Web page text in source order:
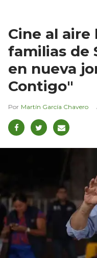
Cine al aire
familias de
en nueva
Contigo"
Martín García Chavero